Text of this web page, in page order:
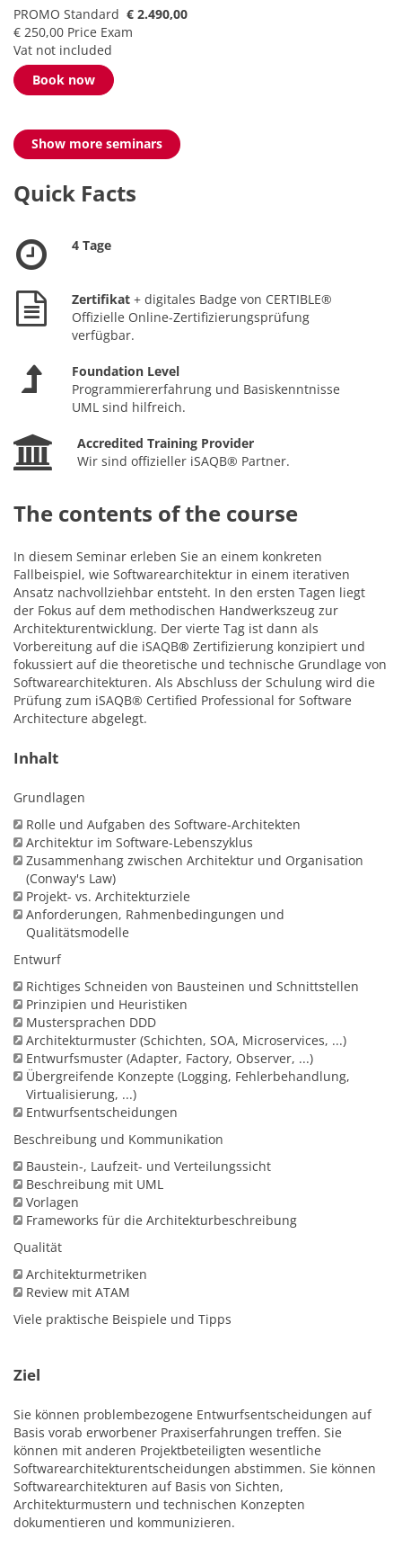
PROMO Standard € 2.490,00
€ 250,00 Price Exam
Vat not included
Book now
Show more seminars
Quick Facts
4 Tage
Zertifikat + digitales Badge von CERTIBLE®
Offizielle Online-Zertifizierungsprüfung
verfügbar.
Foundation Level
Programmiererfahrung und Basiskenntnisse
UML sind hilfreich.
Accredited Training Provider
Wir sind offizieller iSAQB® Partner.
The contents of the course
In diesem Seminar erleben Sie an einem konkreten
Fallbeispiel, wie Softwarearchitektur in einem iterativen
Ansatz nachvollziehbar entsteht. In den ersten Tagen liegt
der Fokus auf dem methodischen Handwerkszeug zur
Architekturentwicklung. Der vierte Tag ist dann als
Vorbereitung auf die iSAQB® Zertifizierung konzipiert und
fokussiert auf die theoretische und technische Grundlage von
Softwarearchitekturen. Als Abschluss der Schulung wird die
Prüfung zum iSAQB® Certified Professional for Software
Architecture abgelegt.
Inhalt
Grundlagen
Rolle und Aufgaben des Software-Architekten
Architektur im Software-Lebenszyklus
Zusammenhang zwischen Architektur und Organisation
(Conway's Law)
Projekt- vs. Architekturziele
Anforderungen, Rahmenbedingungen und
Qualitätsmodelle
Entwurf
Richtiges Schneiden von Bausteinen und Schnittstellen
Prinzipien und Heuristiken
Mustersprachen DDD
Architekturmuster (Schichten, SOA, Microservices, ...)
Entwurfsmuster (Adapter, Factory, Observer, ...)
Übergreifende Konzepte (Logging, Fehlerbehandlung,
Virtualisierung, ...)
Entwurfsentscheidungen
Beschreibung und Kommunikation
Baustein-, Laufzeit- und Verteilungssicht
Beschreibung mit UML
Vorlagen
Frameworks für die Architekturbeschreibung
Qualität
Architekturmetriken
Review mit ATAM
Viele praktische Beispiele und Tipps
Ziel
Sie können problembezogene Entwurfsentscheidungen auf
Basis vorab erworbener Praxiserfahrungen treffen. Sie
können mit anderen Projektbeteiligten wesentliche
Softwarearchitekturentscheidungen abstimmen. Sie können
Softwarearchitekturen auf Basis von Sichten,
Architekturmustern und technischen Konzepten
dokumentieren und kommunizieren.